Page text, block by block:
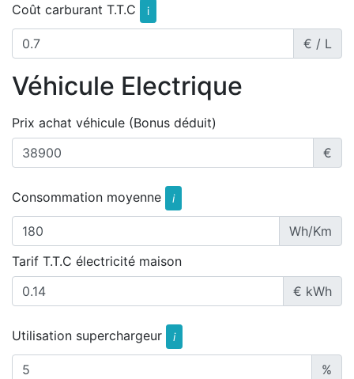
Coût carburant T.T.C
i
€ / L
Véhicule Electrique
Prix achat véhicule (Bonus déduit)
€
Consommation moyenne i
Wh/Km
Tarif T.T.C électricité maison
€ kWh
Utilisation superchargeur i
%